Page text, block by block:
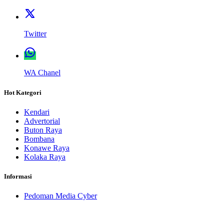
Twitter
WA Chanel
Hot Kategori
Kendari
Advertorial
Buton Raya
Bombana
Konawe Raya
Kolaka Raya
Informasi
Pedoman Media Cyber